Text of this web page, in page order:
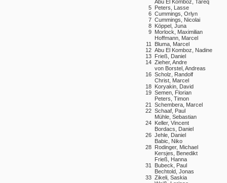
Abu El Komboz, Tareq
5 Peters, Lasse
6 Cummings, Orlyn
7 Cummings, Nicolai
8 Köppel, Juna
9 Morlock, Maximilian
Hoffmann, Marcel
11
Bluma, Marcel
12 Abu El Komboz, Nadine
13 Frieß, Daniel
14 Zieher, Andre
von Borstel, Andreas
16 Scholz, Randolf
Christ, Marcel
18 Koryakin, David
19 Semen, Florian
Peters, Timon
21
Schembera, Marcel
22 Schaaf, Paul
Mühle, Sebastian
24 Keller, Vincent
Bordacs, Daniel
26 Jehle, Daniel
Babic, Niko
28 Rodinger, Michael
Kersjes, Benedikt
Frieß, Hanna
31
Bubeck, Paul
Bechtold, Jonas
33 Zikeli, Saskia